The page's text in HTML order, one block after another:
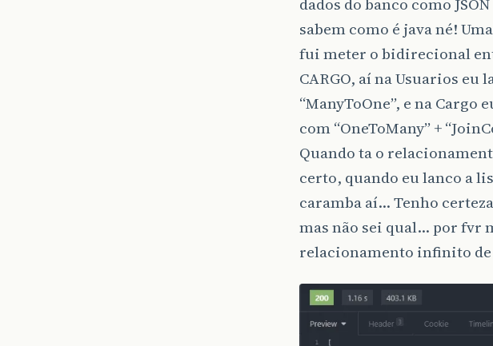
sabem como é java né!
fui meter o bidirecional
CARGO, aí na Usuarios
“ManyToOne”, e na
com “OneToMany” +
Quando ta o
certo, quando eu lanco a
caramba aí… Tenho
mas não sei qual… por fvr
relacionamento infinito de